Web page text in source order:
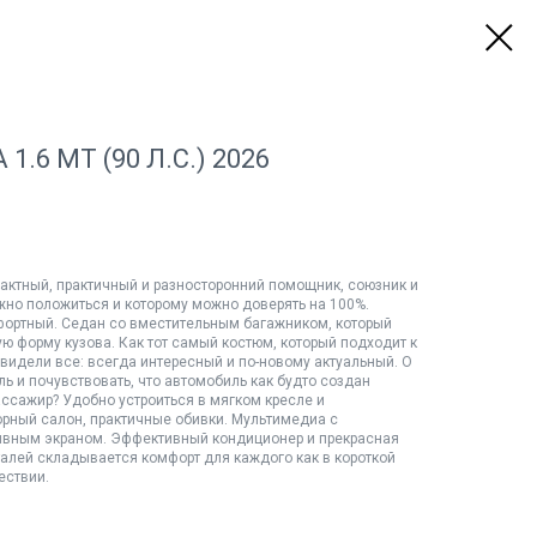
1.6 MT (90 Л.С.) 2026
практичный и разносторонний помощник, союзник и
положиться и которому можно доверять на 100%.
Седан со вместительным багажником, который
форму кузова. Как тот самый костюм, который подходит к
все: всегда интересный и по-новому актуальный. О
и почувствовать, что автомобиль как будто создан
Удобно устроиться в мягком кресле и
салон, практичные обивки. Мультимедиа с
экраном. Эффективный кондиционер и прекрасная
складывается комфорт для каждого как в короткой